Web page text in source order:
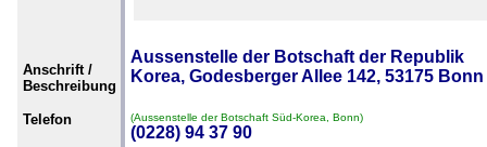
Anschrift /
Beschreibung
Aussenstelle der Botschaft der Republik
Korea, Godesberger Allee 142, 53175 Bonn
Telefon (Aussenstelle der Botschaft Süd-Korea, Bonn)
(0228) 94 37 90